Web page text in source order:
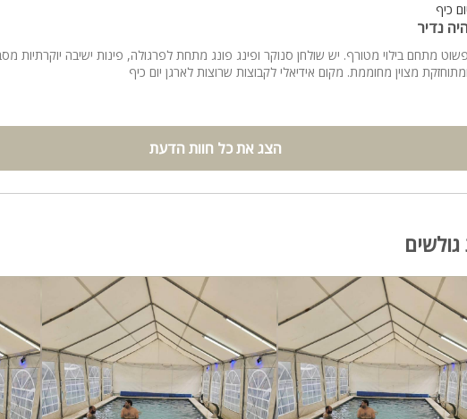
יום כיף
נדיר
פשוט מתחם בילוי מטורף. יש שולחן סנוקר ופינג פונג מתחת לפרגולה, פינות ישיבה יוקרתיות
ומתוחזקת מצוין מחוממת. מקום אידיאלי לקבוצות שרוצות לארגן יום כיף
הצג את כל חוות הדעת